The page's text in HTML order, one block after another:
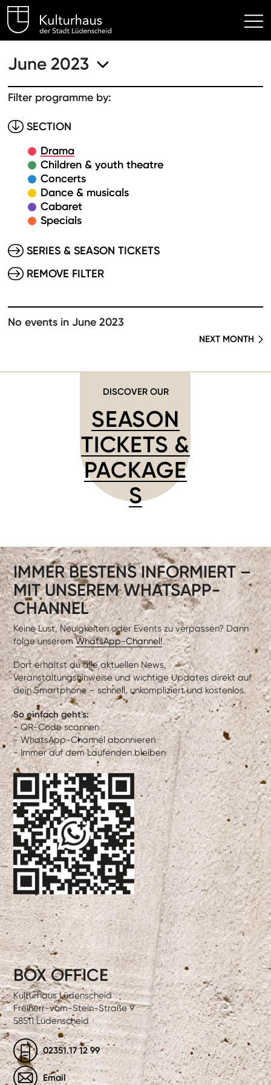
Kulturhaus Lüdenscheid
June 2023
Filter programme by:
SECTION
Drama
Children & youth theatre
Concerts
Dance & musicals
Cabaret
Specials
SERIES & SEASON TICKETS
REMOVE FILTER
No events in June 2023
NEXT MONTH
DISCOVER OUR
SEASON
TICKETS &
PACKAGE
S
IMMER BESTENS INFORMIERT –
MIT UNSEREM WHATSAPP-
CHANNEL
Keine Lust, Neuigkeiten oder Events zu verpassen? Dann
folge unseremWhatsApp-Channel!
Dort erhältst du alle aktuellen News,
Veranstaltungshinweise und wichtige Updates direkt auf
dein Smartphone – schnell, unkompliziert und kostenlos.
So einfach geht's:
- QR-Code scannen
- WhatsApp-Channel abonnieren
- Immer auf dem Laufenden bleiben
BOX OFFICE
Kulturhaus Lüdenscheid
Freiherr-vom-Stein-Straße 9
58511 Lüdenscheid
02351.17 12 99
Email